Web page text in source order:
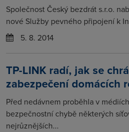
Společnost Český bezdrát s.r.o.
nové Služby pevného připojení k
5. 8. 2014
TP-LINK radí, jak se
zabezpečení domácích
Před nedávnem proběhla v
bezpečnostní chybě některých
nejrůznějších...